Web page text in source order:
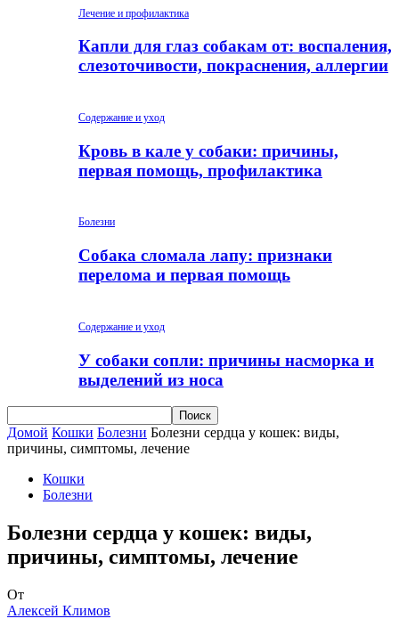
Лечение и профилактика
Капли для глаз собакам от: воспаления,
слезоточивости, покраснения, аллергии
Содержание и уход
Кровь в кале у собаки: причины,
первая помощь, профилактика
Болезни
Собака сломала лапу: признаки
перелома и первая помощь
Содержание и уход
У собаки сопли: причины насморка и
выделений из носа
Домой Кошки Болезни Болезни сердца у кошек: виды,
причины, симптомы, лечение
Кошки
Болезни
Болезни сердца у кошек: виды,
причины, симптомы, лечение
От
Алексей Климов